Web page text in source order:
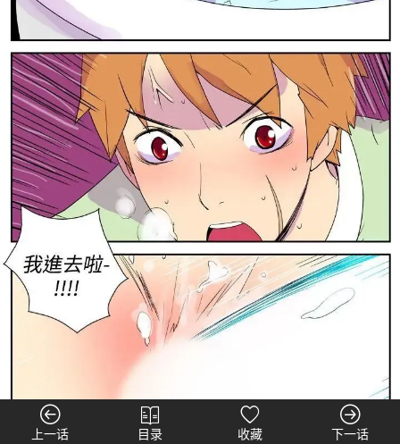
上一话 目录 收藏 下一话